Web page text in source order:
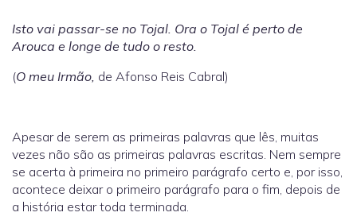
Isto vai passar-se no Tojal. Ora o Tojal é perto de
Arouca e longe de tudo o resto.
(O meu Irmão, de Afonso Reis Cabral)
Apesar de serem as primeiras palavras que lês, muitas
vezes não são as primeiras palavras escritas. Nem sempre
se acerta à primeira no primeiro parágrafo certo e, por isso,
acontece deixar o primeiro parágrafo para o fim, depois de
a história estar toda terminada.